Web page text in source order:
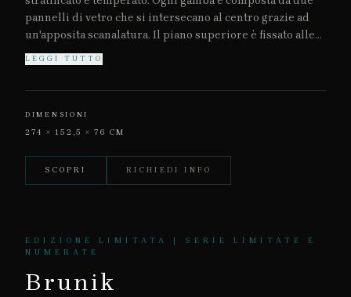
pannelli di vetro che si intersecano al centro grazie ad
un'apposita scanalatura. Il piano superiore è fissato alle
gambe tramite supporti in acciaio lucido. Il tavolo è
composto da due metà per creare così due tavoli
LEGGI TUTTO
DIMENSIONI
274 × 152,5 × 76 CM
SCOPRI RICHIEDI INFO
EDIZIONE LIMITATA | SERIE LIMITATE E
NUMERATE
Brunik